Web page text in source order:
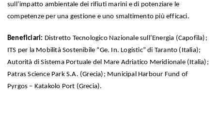
sull’impatto ambientale dei rifiuti marini e di potenziare le
competenze per una gestione e uno smaltimento più efficaci.
Beneficiari: Distretto Tecnologico Nazionale sull’Energia (Capofila);
ITS per la Mobilità Sostenibile “Ge. In. Logistic” di Taranto (Italia);
Autorità di Sistema Portuale del Mare Adriatico Meridionale (Italia);
Patras Science Park S.A. (Grecia); Municipal Harbour Fund of
Pyrgos – Katakolo Port (Grecia).